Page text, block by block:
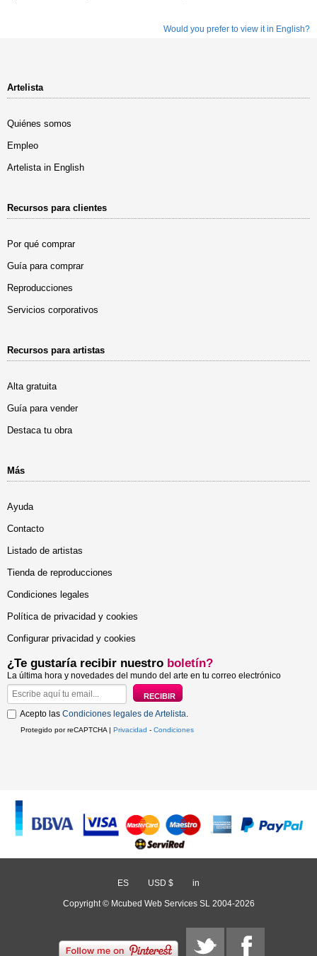
Would you prefer to view it in English?
Artelista
Quiénes somos
Empleo
Artelista in English
Recursos para clientes
Por qué comprar
Guía para comprar
Reproducciones
Servicios corporativos
Recursos para artistas
Alta gratuita
Guía para vender
Destaca tu obra
Más
Ayuda
Contacto
Listado de artistas
Tienda de reproducciones
Condiciones legales
Política de privacidad y cookies
Configurar privacidad y cookies
¿Te gustaría recibir nuestro boletín?
La última hora y novedades del mundo del arte en tu correo electrónico
Acepto las Condiciones legales de Artelista
Protegido por reCAPTCHA | Privacidad - Condiciones
ES USD $ in
Copyright © Mcubed Web Services SL 2004-2026